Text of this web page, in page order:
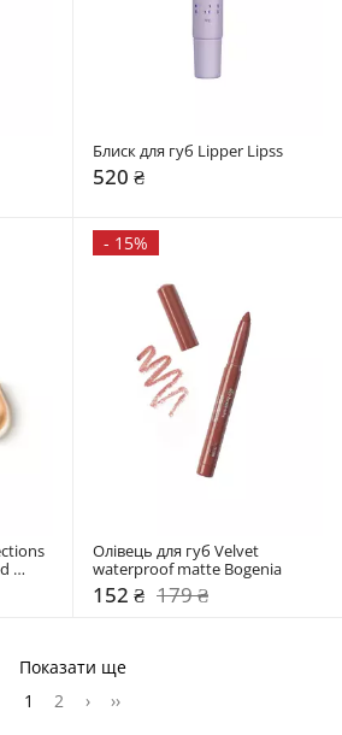
Блиск для губ Lipper Lipss
520 ₴
- 15%
Олівець для губ Velvet
waterproof matte Bogenia
152 ₴ 179 ₴
Показати ще
1
2 › ››